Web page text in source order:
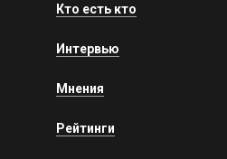
Кто есть кто
Интервью
Мнения
Рейтинги